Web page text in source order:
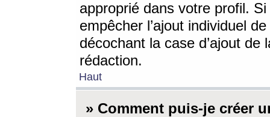
approprié dans votre profil.
empêcher l’ajout individuel
décochant la case d’ajout
rédaction.
Haut
» Comment puis-je créer